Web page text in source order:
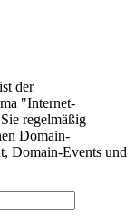
der
"Internet-
regelmäßig
Domain-
Domain-Events und